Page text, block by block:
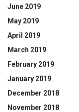
June 2019
May 2019
April 2019
March 2019
February 2019
January 2019
December 2018
November 2018